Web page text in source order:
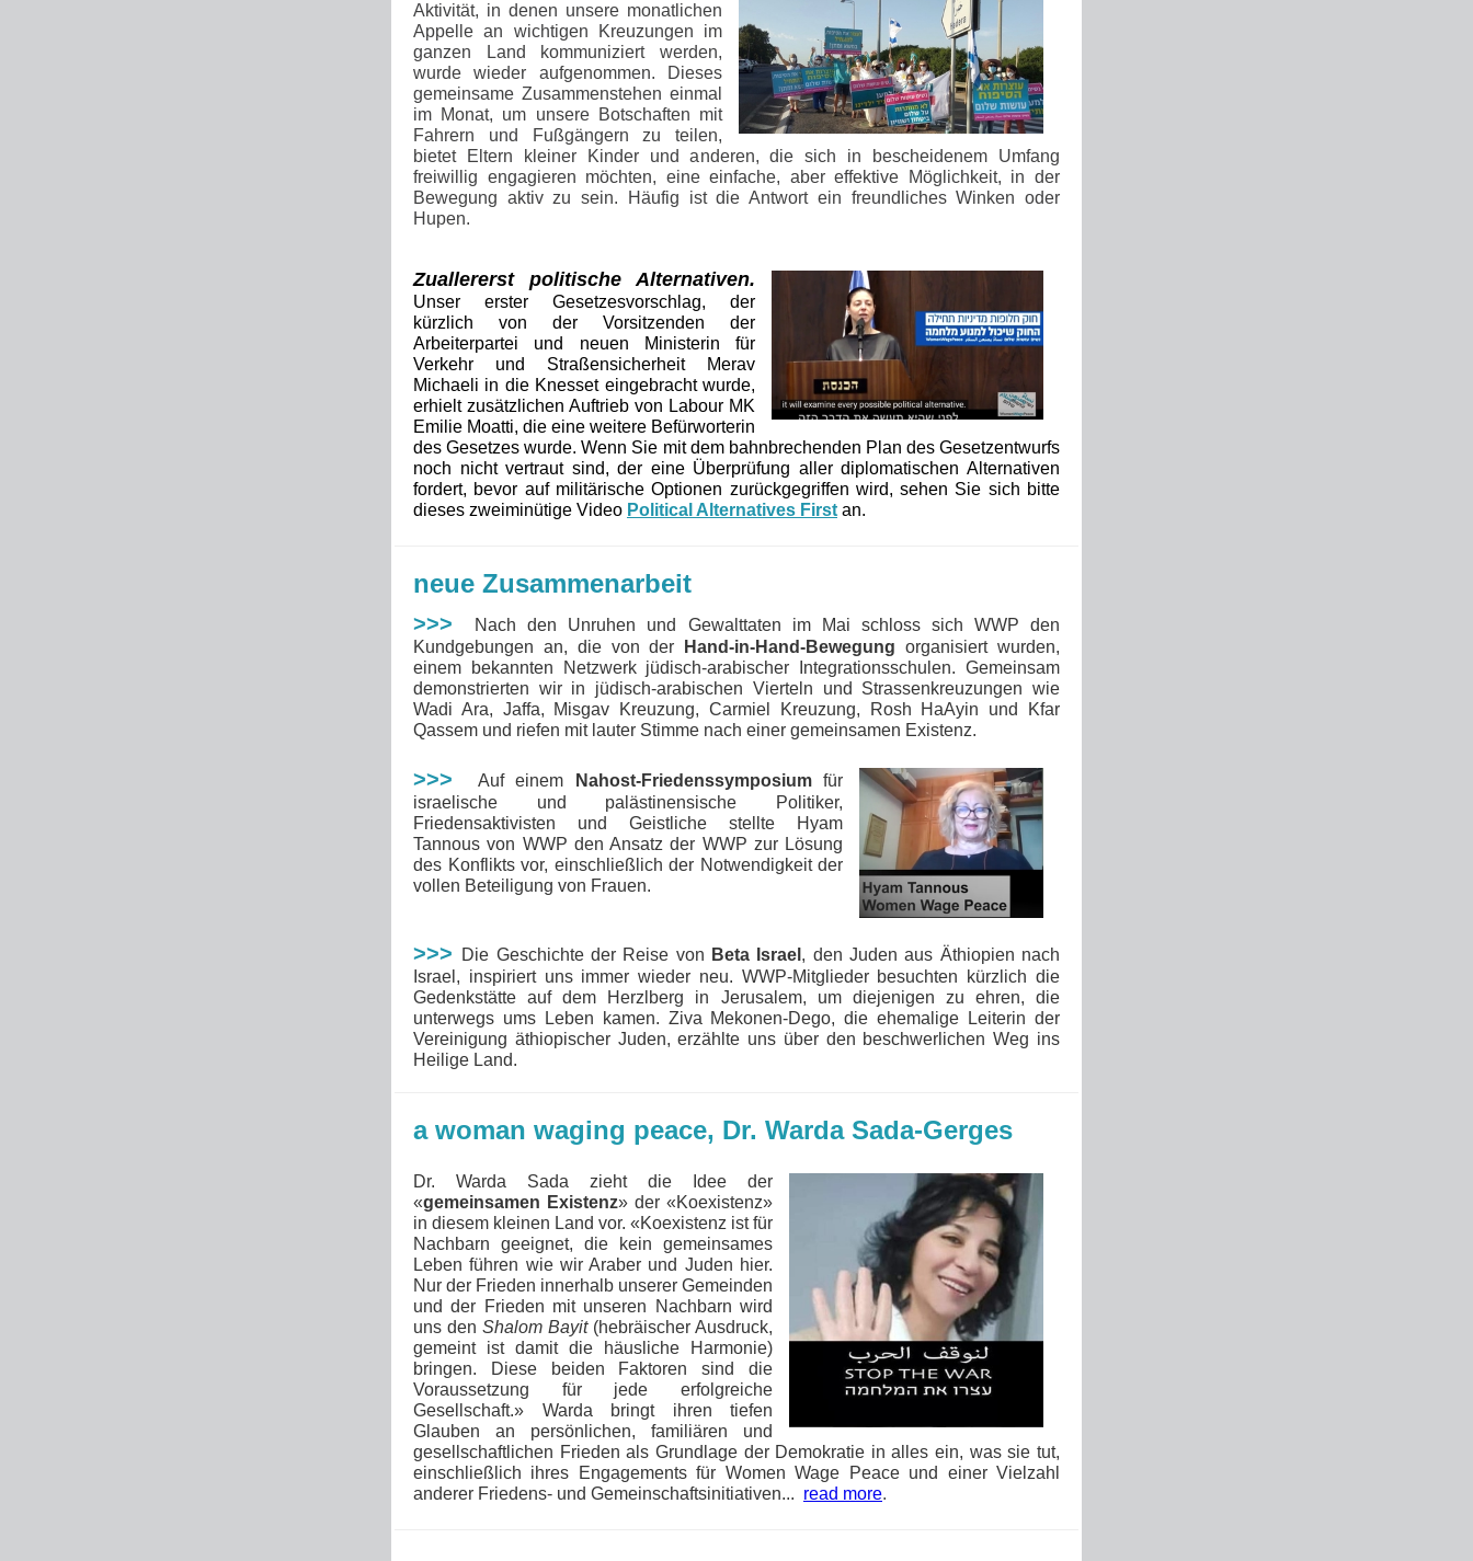
Aktivität, in denen unsere monatlichen
Appelle an wichtigen Kreuzungen im
ganzen Land kommuniziert werden,
wurde wieder aufgenommen. Dieses
gemeinsame Zusammenstehen einmal
im Monat, um unsere Botschaften mit
Fahrern und Fußgängern zu teilen,
bietet Eltern kleiner Kinder und anderen, die sich in bescheidenem Umfang
freiwillig engagieren möchten, eine einfache, aber effektive Möglichkeit, in der
Bewegung aktiv zu sein. Häufig ist die Antwort ein freundliches Winken oder
Hupen.
Zuallererst politische Alternativen.
Unser erster Gesetzesvorschlag, der
kürzlich von der Vorsitzenden der
Arbeiterpartei und neuen Ministerin für
Verkehr und Straßensicherheit Merav
Michaeli in die Knesset eingebracht wurde,
erhielt zusätzlichen Auftrieb von Labour MK
Emilie Moatti, die eine weitere Befürworterin
desGesetzes wurde. Wenn Sie mit dem bahnbrechenden Plan des Gesetzentwurfs
noch nicht vertraut sind, der eine Überprüfung aller diplomatischen Alternativen
fordert, bevor auf militärische Optionen zurückgegriffen wird, sehen Sie sich bitte
dieses zweiminütige Video Political Alternatives First an.
neue Zusammenarbeit
>>> Nach den Unruhen und Gewalttaten im Mai schloss sich WWP den
Kundgebungen an, die von der
Hand-in-Hand-Bewegung organisiert wurden,
einem bekannten Netzwerk jüdisch-arabischer Integrationsschulen. Gemeinsam
demonstrierten wir in jüdisch-arabischen Vierteln und Strassenkreuzungen wie
Wadi Ara, Jaffa, Misgav Kreuzung, Carmiel Kreuzung, Rosh HaAyin und Kfar
Qassem und riefen mit lauter Stimme nach einer gemeinsamen Existenz.
>>> Auf einem Nahost-Friedenssymposiumfür
israelische und palästinensische Politiker,
Friedensaktivisten und Geistliche stellte Hyam
Tannous von WWP den Ansatz der WWP zur Lösung
des Konflikts vor, einschließlich der Notwendigkeit der
vollen Beteiligung von Frauen.
>>> Die Geschichte der Reise von Beta Israel , den Juden aus Äthiopien nach
Israel, inspiriert uns immer wieder neu. WWP-Mitglieder besuchten kürzlich die
Gedenkstätte auf dem Herzlberg in Jerusalem, um diejenigen zu ehren, die
unterwegs ums Leben kamen. Ziva Mekonen-Dego, die ehemalige Leiterin der
Vereinigung äthiopischer Juden, erzählte uns über den beschwerlichen Weg ins
Heilige Land.
a woman waging peace, Dr. Warda Sada-Gerges
Dr. Warda Sada zieht die Idee der
«gemeinsamen Existenz» der «Koexistenz»
in diesem kleinen Land vor. «Koexistenz ist für
Nachbarn geeignet, die kein gemeinsames
Leben führen wie wir Araber und Juden hier.
Nur der Frieden innerhalb unserer Gemeinden
und der Frieden mit unseren Nachbarn wird
uns den Shalom Bayit(hebräischer Ausdruck,
gemeint ist damit die häusliche Harmonie)
bringen. Diese beiden Faktoren sind die
Voraussetzung für jede erfolgreiche
Gesellschaft.» Warda bringt ihren tiefen
Glauben an persönlichen, familiären und
gesellschaftlichen Frieden als Grundlage der Demokratie in alles ein, was sie tut,
einschließlich ihres Engagements für Women Wage Peace und einer Vielzahl
anderer Friedens- und Gemeinschaftsinitiativen... read more.